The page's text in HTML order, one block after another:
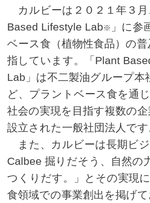
カルビーは２０２１年３月
Based Lifestyle Lab※ 」に参
ベース食（植物性食品）の普
指しています。「Plant
Lab」は不二製油グループ本
ど、プラントベース食を通
社会の実現を目指す複数の
設立された一般社団法人です
また、カルビーは長期ビ
Calbee 掘りだそう、自然の
つくりだす。」とその実現
食領域での事業創出を掲げ